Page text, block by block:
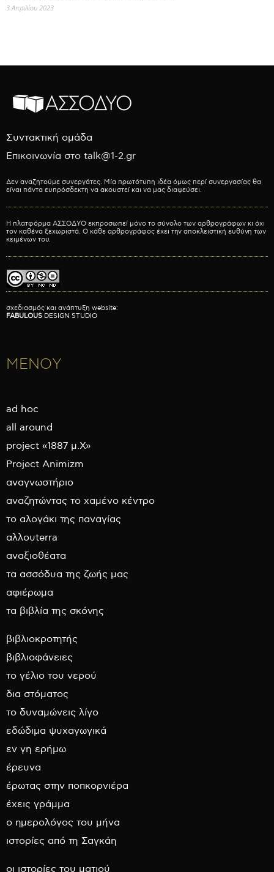
3 Απριλίου 2023
Συντακτική ομάδα
Επικοινωνία στο talk@1-2.gr
Δεν αναζητούμε συνεργάτες. Μία πρωτότυπη ιδέα όμως περί συνεργασίας θα
είναι πάντα ευπρόσδεκτη να ακουστεί και να μας διαψεύσει.
Η πλατφόρμα ΑΣΣΟΔΥΟ εκπροσωπεί μόνο το σύνολο των αρθρογράφων κι όχι
τον καθένα ξεχωριστά. Ο κάθε αρθρογράφος έχει την αποκλειστική ευθύνη των
κειμένων του.
σχεδιασμός και ανάπτυξη website:
FABULOUS DESIGN STUDIO
ΜΕΝΟΥ
ad hoc
all around
project «1887 μ.Χ»
Project Animizm
αναγνωστήριο
αναζητώντας το χαμένο κέντρο
το αλογάκι της παναγίας
αλλουterra
αναξιοθέατα
τα ασσόδυα της ζωής μας
αφιέρωμα
τα βιβλία της σκόνης
βιβλιοκροτητής
βιβλιοφάνειες
το γέλιο του νερού
δια στόματος
το δυναμώνεις λίγο
εδώδιμα ψυχαγωγικά
εν γη ερήμω
έρευνα
έρωτας στην ποπκορνιέρα
έχεις γράμμα
ο ημερολόγος του μήνα
ιστορίες από τη Σαγκάη
οι ιστορίες του ματιού